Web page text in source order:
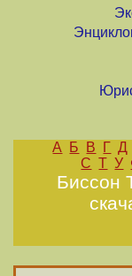
А Б В Г Д
С Т У
Биссон